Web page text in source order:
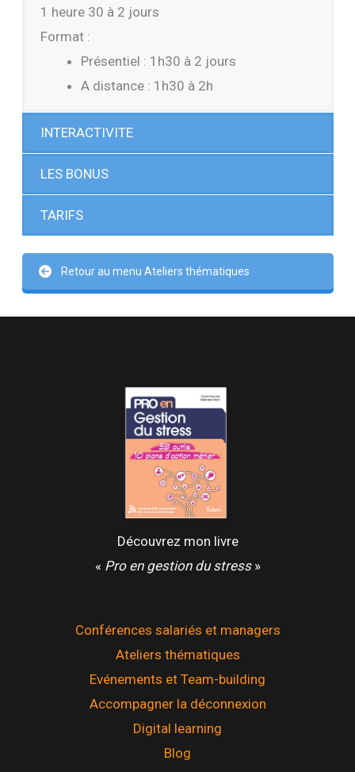
1 heure 30 à 2 jours
Format :
Présentiel : 1h30 à 2 jours
A distance : 1h30 à 2h
INTERACTIVITE
LES BONUS
TARIFS
Retour au menu Ateliers thématiques
Découvrez mon livre
« Pro en gestion du stress»
Conférences salariés et managers
Ateliers thématiques
Evénements et Team-building
Accompagner la déconnexion
Digital learning
Blog